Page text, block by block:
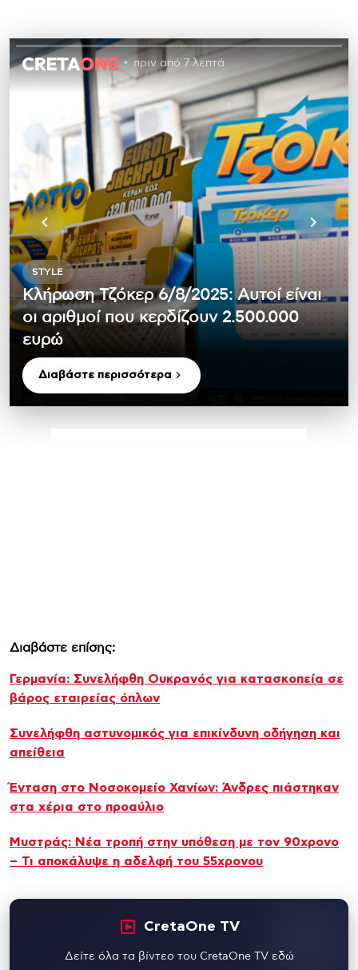
πριν από 7 λεπτά
STYLE
Κλήρωση Τζόκερ 6/8/2025: Αυτοί είναι
οι αριθμοί που κερδίζουν 2.500.000
ευρώ
Διαβάστε περισσότερα
Διαβάστε επίσης:
Γερμανία: Συνελήφθη Ουκρανός για κατασκοπεία σε
βάρος εταιρείας όπλων
Συνελήφθη αστυνομικός για επικίνδυνη οδήγηση και
απείθεια
Ένταση στο Νοσοκομείο Χανίων: Άνδρες πιάστηκαν
στα χέρια στο προαύλιο
Μυστράς: Νέα τροπή στην υπόθεση με τον 90χρονο
– Τι αποκάλυψε η αδελφή του 55χρονου
CretaOne TV
Δείτε όλα τα βίντεο του CretaOne TV εδώ